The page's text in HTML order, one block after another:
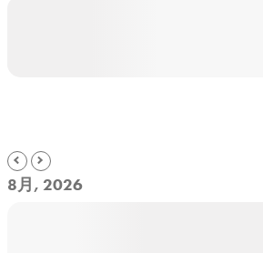
8月, 2026